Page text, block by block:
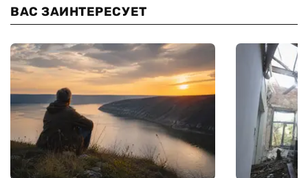
ВАС ЗАИНТЕРЕСУЕТ